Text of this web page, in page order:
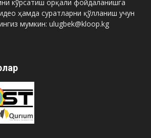
кўрсатиш орқали фойдаланишга
ҳамда суратларни қўлланиш учун
мумкин: ulugbek@kloop.kg